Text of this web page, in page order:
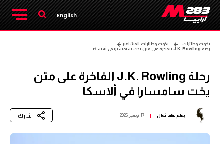
English
يخوت وطائرات
يخوت وطائرات المشاهير
رحلة J.K. Rowling الفاخرة على متن يخت سامسارا في ألاسكا
رحلة J.K. Rowling الفاخرة على متن
يخت سامسارا في ألاسكا
بقلمعهد كمال 17 نوفمبر 2025 شارك